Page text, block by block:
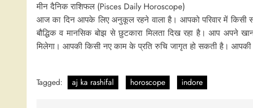
मीन दैनिक राशिफल (Pisces Daily Horoscope)
आज का दिन आपके लिए अनुकूल रहने वाला है। आपको परिवार में किसी
बौद्धिक व मानसिक बोझ से छुटकारा मिलता दिख रहा है। आप अपने
मिलेगा। आपकी किसी नए काम के प्रति रुचि जागृत हो सकती है। आपकी
Tagged: aj ka rashifal horoscope indore